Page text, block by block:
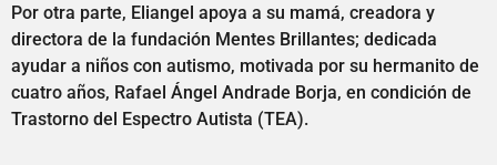
Por otra parte, Eliangel apoya a su mamá, creadora y
directora de la fundación Mentes Brillantes; dedicada
ayudar a niños con autismo, motivada por su hermanito de
cuatro años, Rafael Ángel Andrade Borja, en condición de
Trastorno del Espectro Autista (TEA).